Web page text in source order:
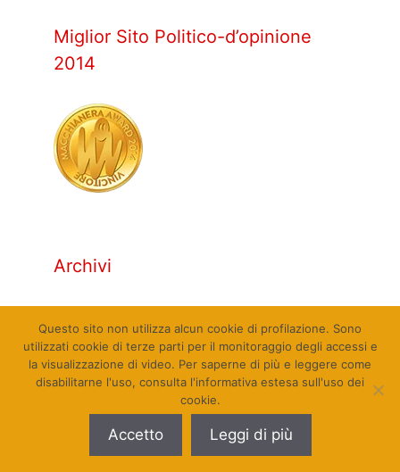
Miglior Sito Politico-d’opinione
2014
Archivi
© Qualcosa di Sinistra 2010 - 2026. Tutti i diritti
riservati. Sito web realizzato da Pierpaolo Farina
Questo sito non utilizza alcun cookie di profilazione. Sono
utilizzati cookie di terze parti per il monitoraggio degli accessi e
la visualizzazione di video. Per saperne di più e leggere come
disabilitarne l'uso, consulta l'informativa estesa sull'uso dei
cookie.
Accetto Leggi di più